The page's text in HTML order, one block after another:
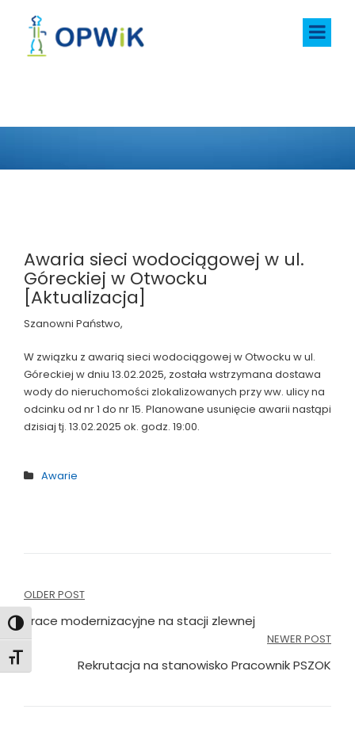
Toggle High Contrast
Toggle Font size
Awaria sieci wodociągowej w ul.
Góreckiej w Otwocku
[Aktualizacja]
Szanowni Państwo,
W związku z awarią sieci wodociągowej w Otwocku w ul.
Góreckiej w dniu 13.02.2025, została wstrzymana dostawa
wody do nieruchomości zlokalizowanych przy ww. ulicy na
odcinku od nr 1 do nr 15. Planowane usunięcie awarii nastąpi
dzisiaj tj. 13.02.2025 ok. godz. 19:00.
Awarie
Nawigacja
wpisu
OLDER POST
Prace modernizacyjne na stacji zlewnej
NEWER POST
Rekrutacja na stanowisko Pracownik PSZOK